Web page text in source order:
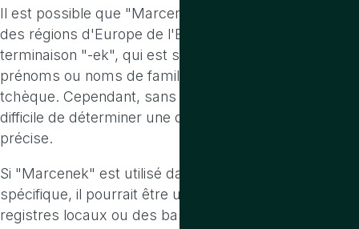
Il est possible que "Marcenek" ait des origines dans
des régions d'Europe de l'Est, étant donné la
terminaison "-ek", qui est souvent trouvée dans les
prénoms ou noms de famille d'origine polonaise ou
tchèque. Cependant, sans données spécifiques, il est
difficile de déterminer une distribution géographique
précise.
Si "Marcenek" est utilisé dans une communauté
spécifique, il pourrait être utile de rechercher des
registres locaux ou des bases de données